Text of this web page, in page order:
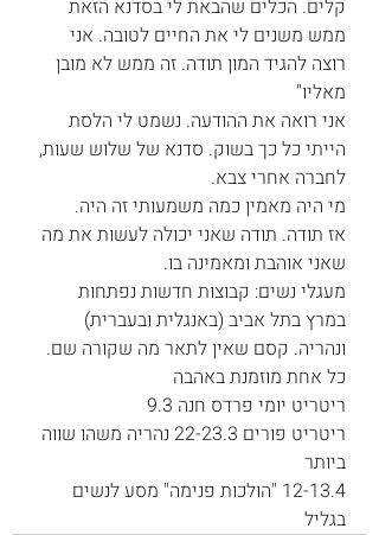
קלים. הכלים שהבאת לי בסדנא הזאת
ממש משנים לי את החיים לטובה. אני
רוצה להגיד המון תודה. זה ממש לא מובן
מאליו"
אני רואה את ההודעה. נשמט לי הלסת
הייתי כל כך בשוק. סדנא של שלוש שעות,
לחברה אחרי צבא.
מי היה מאמין כמה משמעותי זה היה.
אז תודה. תודה שאני יכולה לעשות את מה
שאני אוהבת ומאמינה בו.
מעגלי נשים: קבוצות חדשות נפתחות
במרץ בתל אביב (באנגלית ובעברית)
ונהריה. קסם שאין לתאר מה שקורה שם.
כל אחת מוזמנת באהבה
ריטריט יומי פרדס חנה 9.3
ריטריט פורים 22-23.3 נהריה משהו שווה
ביותר
12-13.4 "הולכות פנימה" מסע לנשים
בגליל